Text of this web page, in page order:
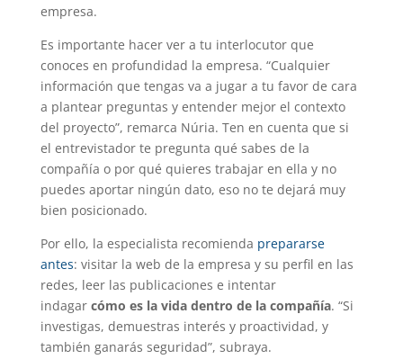
empresa.
Es importante hacer ver a tu interlocutor que
conoces en profundidad la empresa. “Cualquier
información que tengas va a jugar a tu favor de cara
a plantear preguntas y entender mejor el contexto
del proyecto”, remarca Núria. Ten en cuenta que si
el entrevistador te pregunta qué sabes de la
compañía o por qué quieres trabajar en ella y no
puedes aportar ningún dato, eso no te dejará muy
bien posicionado.
Por ello, la especialista recomienda prepararse
antes: visitar la web de la empresa y su perfil en las
redes, leer las publicaciones e intentar
indagar cómo es la vida dentro de la compañía. “Si
investigas, demuestras interés y proactividad, y
también ganarás seguridad”, subraya.